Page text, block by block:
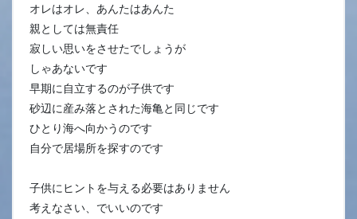
オレはオレ、あんたはあんた
親としては無責任
寂しい思いをさせたでしょうが
しゃあないです
早期に自立するのが子供です
砂辺に産み落とされた海亀と同じです
ひとり海へ向かうのです
自分で居場所を探すのです
子供にヒントを与える必要はありません
考えなさい、でいいのです